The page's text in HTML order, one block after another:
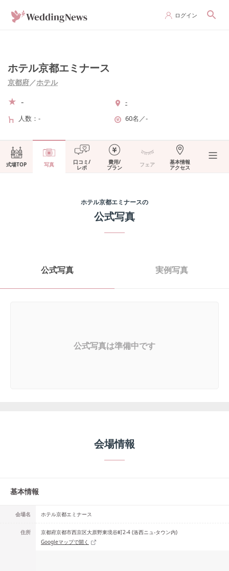
ログイン
ホテル京都エミナース
京都府／ホテル
-
-
人数
- 60名 ／-
式場TOP 写真 口コミ/
レポ
費用/
プラン フェア 基本情報
アクセス
ホテル京都エミナースの
公式写真
公式写真 実例写真
公式写真は準備中です
会場情報
基本情報
会場名 ホテル京都エミナース
住所
京都府京都市西京区大原野東境谷町2-4 (洛西ニュ-タウン内)
Googleマップで開く